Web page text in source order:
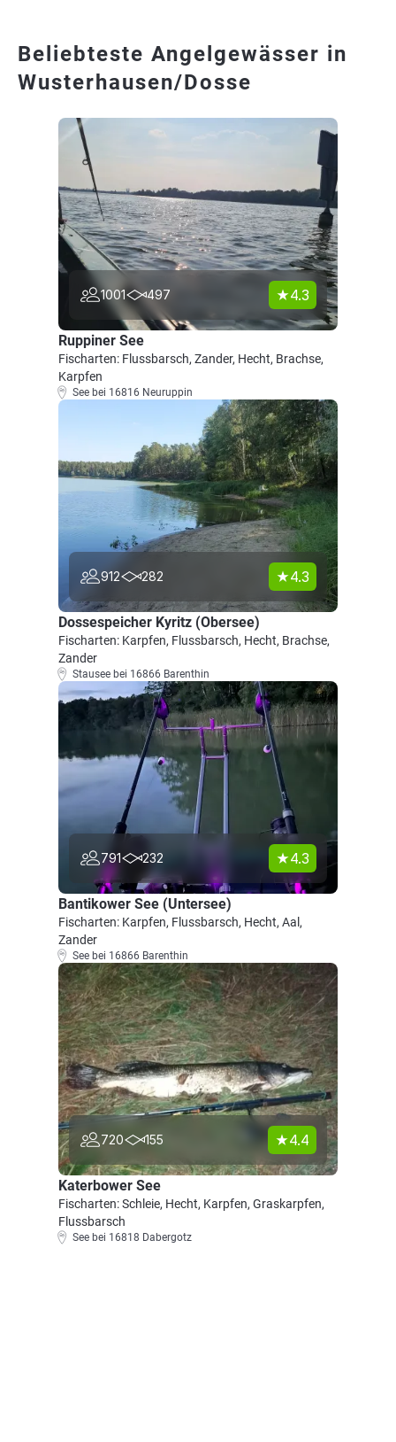
Beliebteste Angelgewässer in
Wusterhausen/Dosse
1001 497 4.3
Ruppiner See
Fischarten: Flussbarsch, Zander, Hecht, Brachse,
Karpfen
See bei 16816 Neuruppin
912 282 4.3
Dossespeicher Kyritz (Obersee)
Fischarten: Karpfen, Flussbarsch, Hecht, Brachse,
Zander
Stausee bei 16866 Barenthin
791 232 4.3
Bantikower See (Untersee)
Fischarten: Karpfen, Flussbarsch, Hecht, Aal,
Zander
See bei 16866 Barenthin
720 155 4.4
Katerbower See
Fischarten: Schleie, Hecht, Karpfen, Graskarpfen,
Flussbarsch
See bei 16818 Dabergotz